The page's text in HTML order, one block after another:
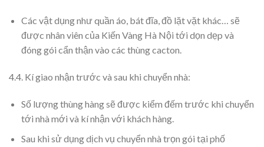
Các vật dụng như quần áo, bát đĩa, đồ lặt vặt khác… sẽ
được nhân viên của Kiến Vàng Hà Nội tới dọn dẹp và
đóng gói cẩn thận vào các thùng cacton.
4.4. Kí giao nhận trước và sau khi chuyển nhà:
Số lượng thùng hàng sẽ được kiểm đếm trước khi chuyển
tới nhà mới và kí nhận với khách hàng.
Sau khi sử dụng dịch vụ chuyển nhà trọn gói tại phố